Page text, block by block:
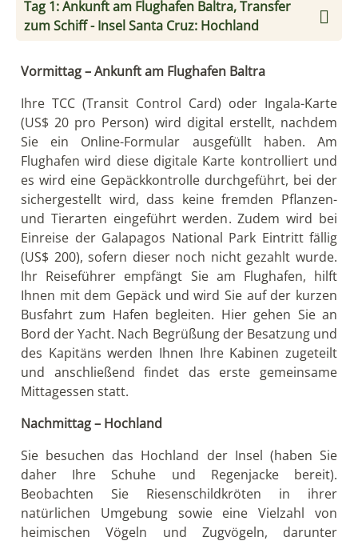
Tag 1: Ankunft am Flughafen Baltra, Transfer
zum Schiff - Insel Santa Cruz: Hochland
Vormittag – Ankunft am Flughafen Baltra
Ihre TCC (Transit Control Card) oder Ingala-Karte
(US$ 20 pro Person) wird digital erstellt, nachdem
Sie ein Online-Formular ausgefüllt haben. Am
Flughafen wird diese digitale Karte kontrolliert und
es wird eine Gepäckkontrolle durchgeführt, bei der
sichergestellt wird, dass keine fremden Pflanzen-
und Tierarten eingeführt werden. Zudem wird bei
Einreise der Galapagos National Park Eintritt fällig
(US$ 200), sofern dieser noch nicht gezahlt wurde.
Ihr Reiseführer empfängt Sie am Flughafen, hilft
Ihnen mit dem Gepäck und wird Sie auf der kurzen
Busfahrt zum Hafen begleiten. Hier gehen Sie an
Bord der Yacht. Nach Begrüßung der Besatzung und
des Kapitäns werden Ihnen Ihre Kabinen zugeteilt
und anschließend findet das erste gemeinsame
Mittagessen statt.
Nachmittag – Hochland
Sie besuchen das Hochland der Insel (haben Sie
daher Ihre Schuhe und Regenjacke bereit).
Beobachten Sie Riesenschildkröten in ihrer
natürlichen Umgebung sowie eine Vielzahl von
heimischen Vögeln und Zugvögeln, darunter